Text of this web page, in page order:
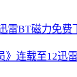
雷BT磁力免费
》连载至12迅